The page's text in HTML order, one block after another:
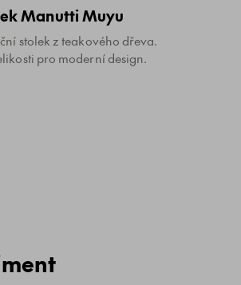
Manutti Muyu
stolek z teakového dřeva.
pro moderní design.